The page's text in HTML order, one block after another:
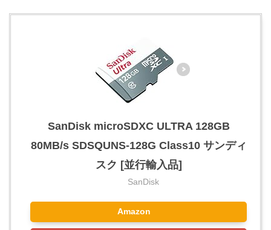
SanDisk microSDXC ULTRA 128GB
80MB/s SDSQUNS-128G Class10 サンディ
スク [並行輸入品]
SanDisk
Amazon